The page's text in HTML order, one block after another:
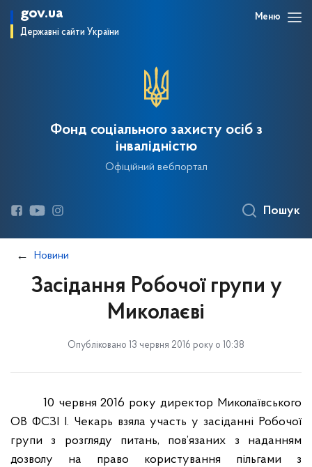
gov.ua
Державні сайти України
Меню
Фонд соціального захисту осіб з
інвалідністю
Офіційний вебпортал
Пошук
Новини
Засідання Робочої групи у
Миколаєві
Опубліковано 13 червня 2016 року о 10:38
10 червня 2016 року директор Миколаївського
ОВ ФСЗІ І. Чекарь взяла участь у засіданні Робочої
групи з розгляду питань, пов’язаних з наданням
дозволу на право користування пільгами з